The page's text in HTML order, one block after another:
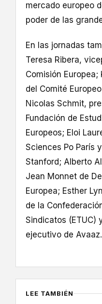
mercado europeo
poder de las
En las jornadas
Teresa Ribera,
Comisión
del Comité
Nicolas Schmit,
Fundación de
Europeos; Eloi
Sciences Po París
Stanford; Alberto
Jean Monnet de
Europea; Esther
de la
Sindicatos (ETUC)
ejecutivo de Avaaz.
LEE TAMBIÉN